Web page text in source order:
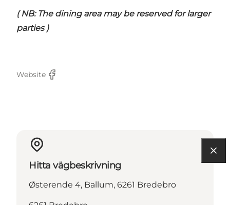
( NB: The dining area may be reserved for larger
parties )
Website
Facebook
Hitta vägbeskrivning
Østerende 4, Ballum, 6261 Bredebro